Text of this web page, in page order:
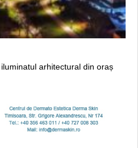
arhitectural din oraș